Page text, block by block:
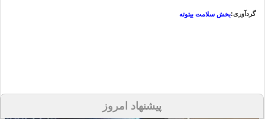
گردآوری:بخش سلامت بیتوته
پیشنهاد امروز